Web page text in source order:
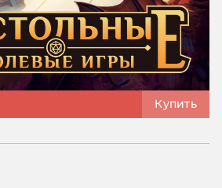
Купить